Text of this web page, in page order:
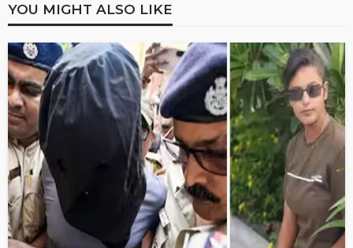
YOU MIGHT ALSO LIKE